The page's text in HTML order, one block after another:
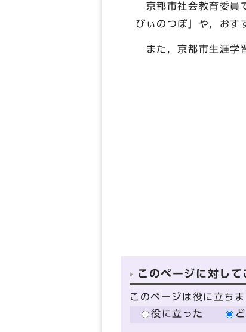
京都市社会教育委員
びぃのつぼ」や，おす
また，京都市生涯学
このページに対し
このページは役に立ちま
役に立った